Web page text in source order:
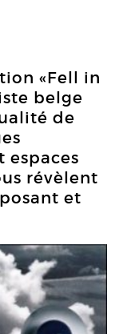
«Fell in
belge
de
espaces
révèlent
et